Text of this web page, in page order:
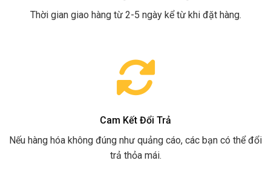
Thời gian giao hàng từ 2-5 ngày kể từ khi đặt hàng.
Cam Kết Đổi Trả
Nếu hàng hóa không đúng như quảng cáo, các bạn có thể đổi
trả thỏa mái.